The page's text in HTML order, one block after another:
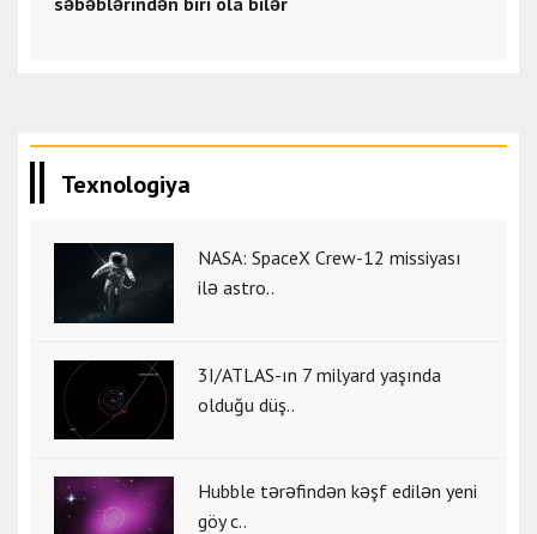
Texnologiya
NASA: SpaceX Crew-12 missiyası
ilə astro..
3I/ATLAS-ın 7 milyard yaşında
olduğu düş..
Hubble tərəfindən kəşf edilən yeni
göy c..